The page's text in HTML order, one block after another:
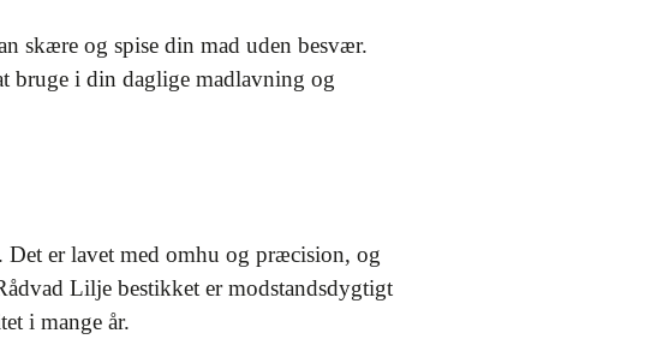
skære og spise din mad uden besvær.
bruge i din daglige madlavning og
er lavet med omhu og præcision, og
Lilje bestikket er modstandsdygtigt
i mange år.